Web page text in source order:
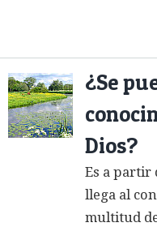
¿Se
Dios?
Es a partir
llega al
multitud